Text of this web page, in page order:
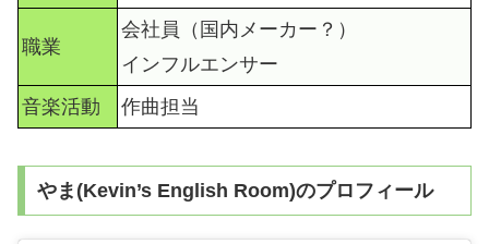
職業
会社員（国内メーカー？）
インフルエンサー
音楽活動
作曲担当
やま(Kevin’s English Room)のプロフィール